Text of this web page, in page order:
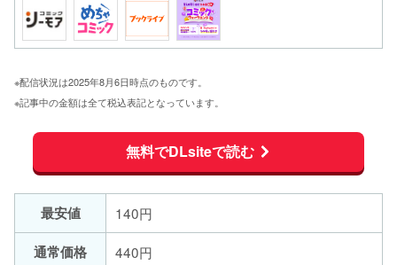
※配信状況は2025年8月6日時点のものです。
※記事中の金額は全て税込表記となっています。
無料でDLsiteで読む
最安値
140円
通常価格
440円